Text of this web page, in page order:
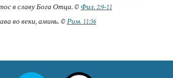
в славу Бога Отца. © Фил. 2:9-11
во веки, аминь. © Рим. 11:36